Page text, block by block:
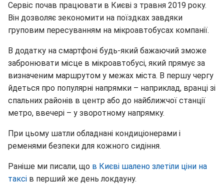
Сервіс почав працювати в Києві з травня 2019 року.
Він дозволяє зекономити на поїздках завдяки
груповим пересуванням на мікроавтобусах компанії.
В додатку на смартфоні будь-який бажаючий зможе
забронювати місце в мікроавтобусі, який прямує за
визначеним маршрутом у межах міста. В першу чергу
йдеться про популярні напрямки – наприклад, вранці зі
спальних районів в центр або до найближчої станції
метро, ввечері – у зворотному напрямку.
При цьому шатли обладнані кондиціонерами і
ременями безпеки для кожного сидіння.
Раніше ми писали, що в Києві шалено злетіли ціни на
таксі в перший же день локдауну.